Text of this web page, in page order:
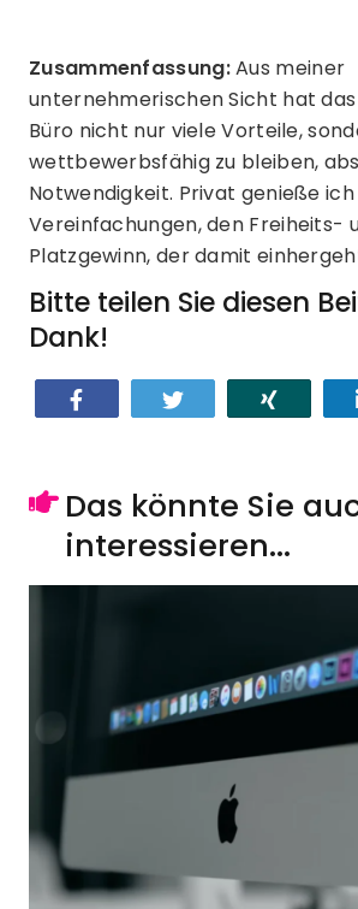
Zusammenfassung:Aus meiner
unternehmerischen Sicht hat
Büro nicht nur viele Vorteile,
wettbewerbsfähig zu bleiben,
Notwendigkeit. Privat genieße
Vereinfachungen, den Freiheits-
Platzgewinn, der damit
Bitte teilen Sie diesen
Dank!
Twittern
Das könnte Sie
interessieren...